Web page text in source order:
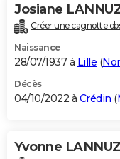
Josiane
Créer une cagnotte
Naissance
28/07/1937 à Lille (
Décès
04/10/2022 à Crédin (
Yvonne